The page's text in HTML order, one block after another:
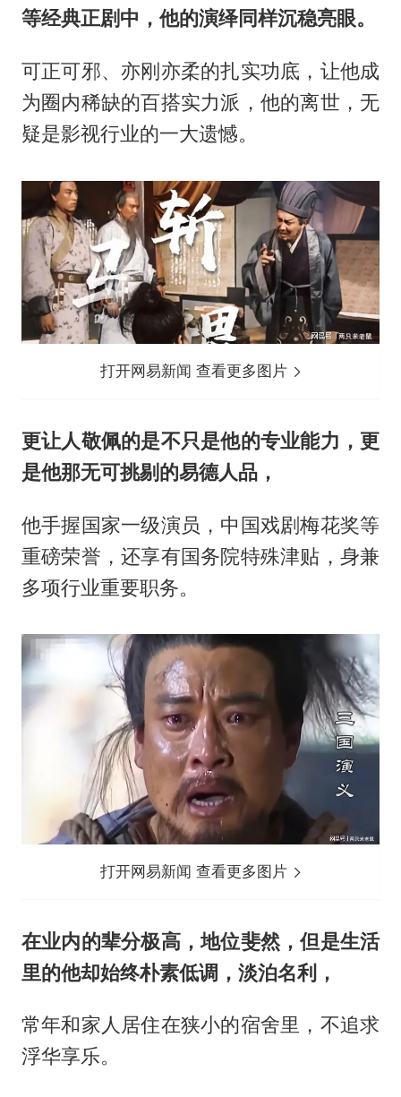
等经典正剧中，他的演绎同样沉稳亮眼。
可正可邪、亦刚亦柔的扎实功底，让他成
为圈内稀缺的百搭实力派，他的离世，无
疑是影视行业的一大遗憾。
打开网易新闻 查看更多图片
更让人敬佩的是不只是他的专业能力，更
是他那无可挑剔的易德人品，
他手握国家一级演员，中国戏剧梅花奖等
重磅荣誉，还享有国务院特殊津贴，身兼
多项行业重要职务。
打开网易新闻 查看更多图片
在业内的辈分极高，地位斐然，但是生活
里的他却始终朴素低调，淡泊名利，
常年和家人居住在狭小的宿舍里，不追求
浮华享乐。